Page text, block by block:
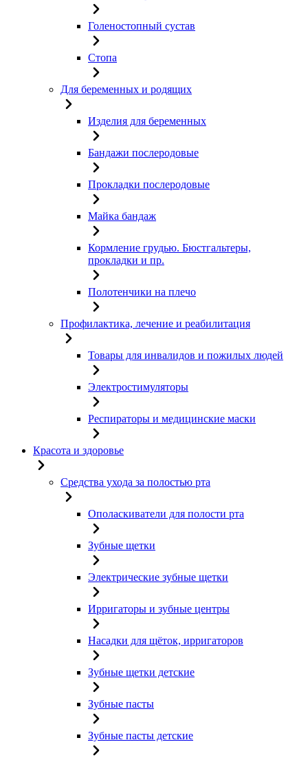
Голеностопный сустав
Стопа
Для беременных и родящих
Изделия для беременных
Бандажи послеродовые
Прокладки послеродовые
Майка бандаж
Кормление грудью. Бюстгальтеры,
прокладки и пр.
Полотенчики на плечо
Профилактика, лечение и реабилитация
Товары для инвалидов и пожилых людей
Электростимуляторы
Респираторы и медицинские маски
Красота и здоровье
Средства ухода за полостью рта
Ополаскиватели для полости рта
Зубные щетки
Электрические зубные щетки
Ирригаторы и зубные центры
Насадки для щёток, ирригаторов
Зубные щетки детские
Зубные пасты
Зубные пасты детские